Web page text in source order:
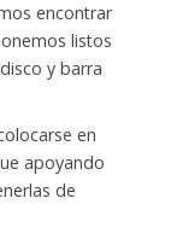
encontrar
listos
y barra
en
apoyando
de